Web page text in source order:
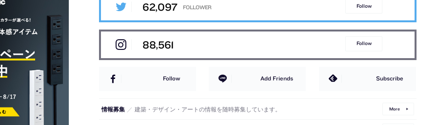
62,097 Follow
88,561 Follow
Follow Add Friends Subscribe
情報募集 ／ 建築・デザイン・アートの情報を随時募集しています。 More